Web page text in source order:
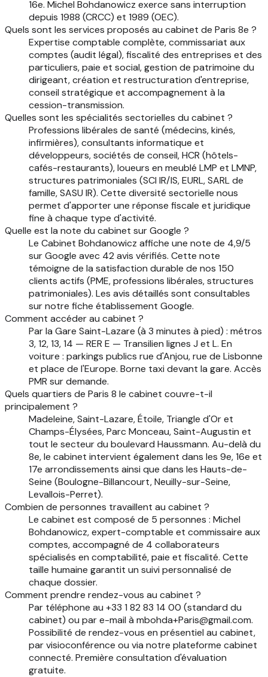
16e. Michel Bohdanowicz exerce sans interruption
depuis 1988 (CRCC) et 1989 (OEC).
Quels sont les services proposés au cabinet de Paris 8e ?
Expertise comptable complète, commissariat aux
comptes (audit légal), fiscalité des entreprises et des
particuliers, paie et social, gestion de patrimoine du
dirigeant, création et restructuration d'entreprise,
conseil stratégique et accompagnement à la
cession-transmission.
Quelles sont les spécialités sectorielles du cabinet ?
Professions libérales de santé (médecins, kinés,
infirmières), consultants informatique et
développeurs, sociétés de conseil, HCR (hôtels-
cafés-restaurants), loueurs en meublé LMP et LMNP,
structures patrimoniales (SCI IR/IS, EURL, SARL de
famille, SASU IR). Cette diversité sectorielle nous
permet d'apporter une réponse fiscale et juridique
fine à chaque type d'activité.
Quelle est la note du cabinet sur Google ?
Le Cabinet Bohdanowicz affiche une note de 4,9/5
sur Google avec 42 avis vérifiés. Cette note
témoigne de la satisfaction durable de nos 150
clients actifs (PME, professions libérales, structures
patrimoniales). Les avis détaillés sont consultables
sur notre fiche établissement Google.
Comment accéder au cabinet ?
Par la Gare Saint-Lazare (à 3 minutes à pied) : métros
3, 12, 13, 14 — RER E — Transilien lignes J et L. En
voiture : parkings publics rue d'Anjou, rue de Lisbonne
et place de l'Europe. Borne taxi devant la gare. Accès
PMR sur demande.
Quels quartiers de Paris 8 le cabinet couvre-t-il
principalement ?
Madeleine, Saint-Lazare, Étoile, Triangle d'Or et
Champs-Élysées, Parc Monceau, Saint-Augustin et
tout le secteur du boulevard Haussmann. Au-delà du
8e, le cabinet intervient également dans les 9e, 16e et
17e arrondissements ainsi que dans les Hauts-de-
Seine (Boulogne-Billancourt, Neuilly-sur-Seine,
Levallois-Perret).
Combien de personnes travaillent au cabinet ?
Le cabinet est composé de 5 personnes : Michel
Bohdanowicz, expert-comptable et commissaire aux
comptes, accompagné de 4 collaborateurs
spécialisés en comptabilité, paie et fiscalité. Cette
taille humaine garantit un suivi personnalisé de
chaque dossier.
Comment prendre rendez-vous au cabinet ?
Par téléphone au +33 1 82 83 14 00 (standard du
cabinet) ou par e-mail à mbohda+Paris@gmail.com.
Possibilité de rendez-vous en présentiel au cabinet,
par visioconférence ou via notre plateforme cabinet
connecté. Première consultation d'évaluation
gratuite.